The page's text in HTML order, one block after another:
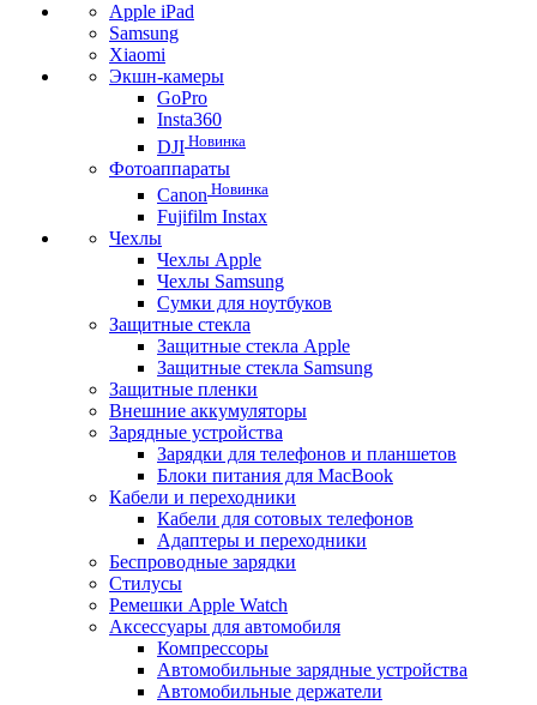
Apple iPad
Samsung
Xiaomi
Экшн-камеры
GoPro
Insta360
DJI Новинка
Фотоаппараты
Canon Новинка
Fujifilm Instax
Чехлы
Чехлы Apple
Чехлы Samsung
Сумки для ноутбуков
Защитные стекла
Защитные стекла Apple
Защитные стекла Samsung
Защитные пленки
Внешние аккумуляторы
Зарядные устройства
Зарядки для телефонов и планшетов
Блоки питания для MacBook
Кабели и переходники
Кабели для сотовых телефонов
Адаптеры и переходники
Беспроводные зарядки
Стилусы
Ремешки Apple Watch
Аксессуары для автомобиля
Компрессоры
Автомобильные зарядные устройства
Автомобильные держатели